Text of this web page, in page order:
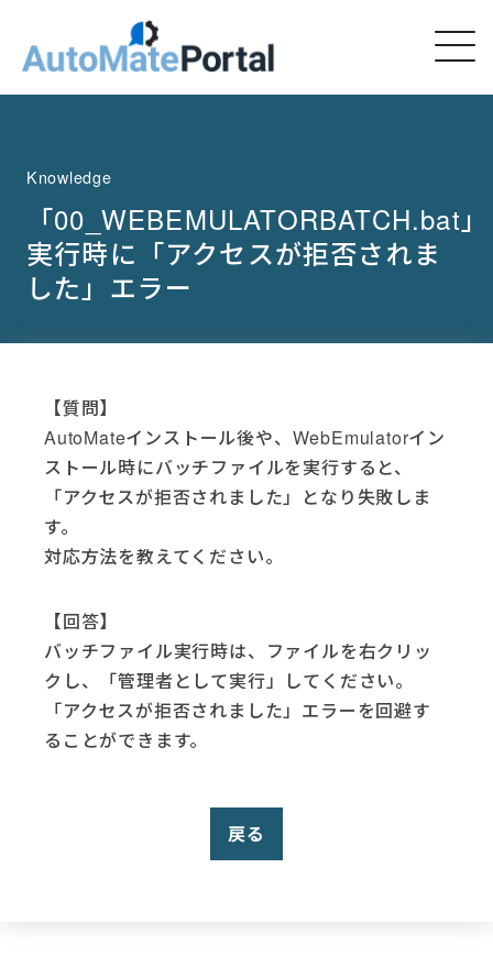
Knowledge
「00_WEBEMULATORBATCH.bat」
実行時に「アクセスが拒否されま
した」エラー
【質問】
AutoMateインストール後や、WebEmulatorイン
ストール時にバッチファイルを実行すると、
「アクセスが拒否されました」となり失敗しま
す。
対応方法を教えてください。
【回答】
バッチファイル実行時は、ファイルを右クリッ
クし、「管理者として実行」してください。
「アクセスが拒否されました」エラーを回避す
ることができます。
戻る